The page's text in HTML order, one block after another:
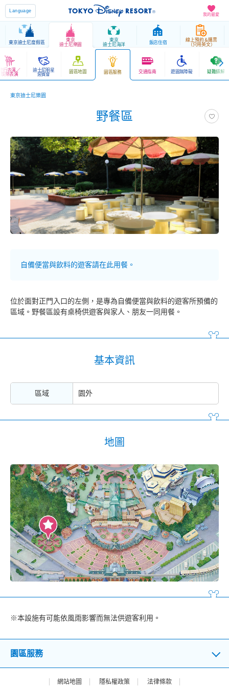
我的最愛
Language
東京迪士尼度假區
東京
迪士尼樂園
東京
迪士尼海洋
飯店住宿
線上預約＆購票
（只用英文）
行表演／
娛樂表演
迪士尼明星
迎賓會 園區地圖 園區服務 交通指南 遊園無障礙 疑難排解
東京迪士尼樂園
野餐區
自備便當與飲料的遊客請在此用餐。
位於面對正門入口的左側，是專為自備便當與飲料的遊客所預備的
區域。野餐區設有桌椅供遊客與家人、朋友一同用餐。
基本資訊
區域 園外
地圖
※本設施有可能依風雨影響而無法供遊客利用。
園區服務
網站地圖 隱私權政策 法律條款